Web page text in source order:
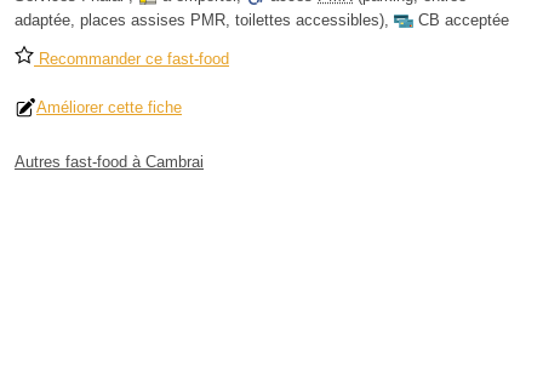
adaptée, places assises PMR, toilettes accessibles), CB acceptée
Recommander ce fast-food
Améliorer cette fiche
Autres fast-food à Cambrai